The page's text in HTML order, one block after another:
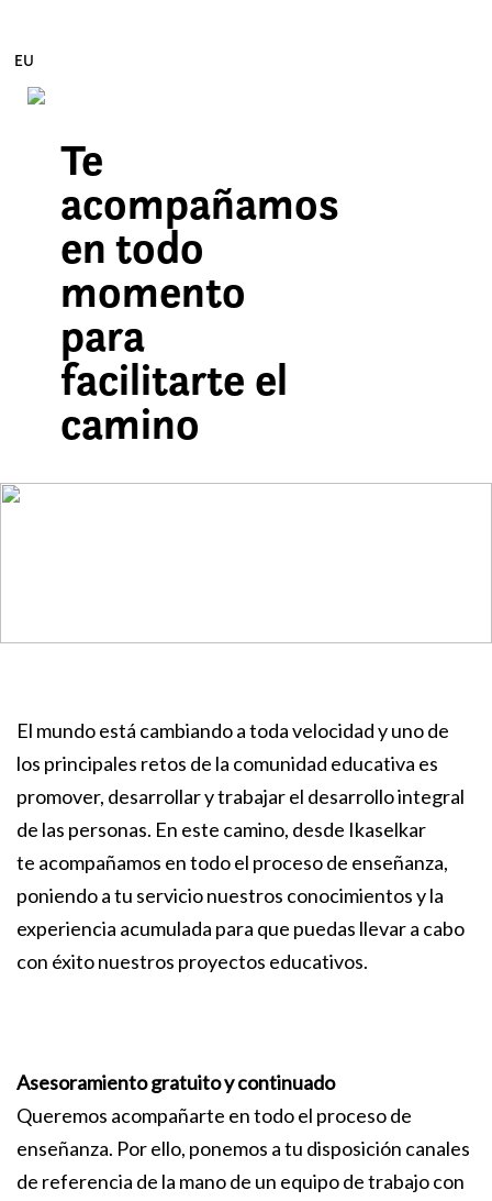
Edukira zuzenean joan
EU
Te
acompañamos
en todo
momento
para
facilitarte el
camino
El mundo está cambiando a toda velocidad y uno de
los principales retos de la comunidad educativa es
promover, desarrollar y trabajar el desarrollo integral
de las personas. En este camino, desde Ikaselkar
te acompañamos en todo el proceso de enseñanza,
poniendo a tu servicio nuestros conocimientos y la
experiencia acumulada para que puedas llevar a cabo
con éxito nuestros proyectos educativos.
Asesoramiento gratuito y continuado
Queremos acompañarte en todo el proceso de
enseñanza. Por ello, ponemos a tu disposición canales
de referencia de la mano de un equipo de trabajo con